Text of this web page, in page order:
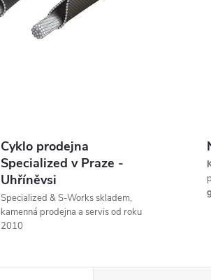
Cyklo prodejna
Specialized v Praze -
Uhříněvsi
Specialized & S-Works skladem,
kamenná prodejna a servis od roku
2010